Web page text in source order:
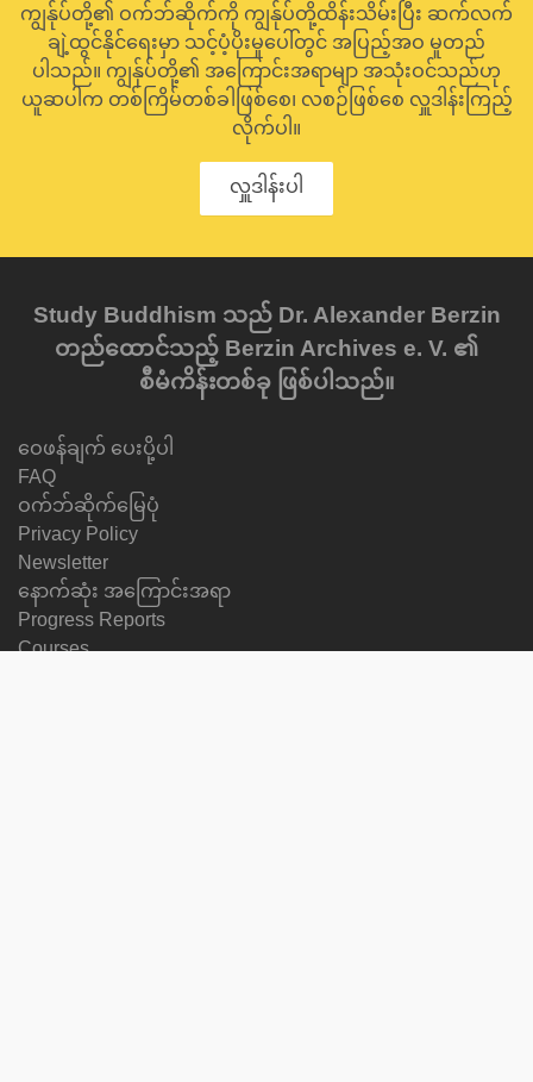
ကျွန်ုပ်တို့၏ ဝက်ဘ်ဆိုက်ကို ကျွန်ုပ်တို့ထိန်းသိမ်းပြီး ဆက်လက်
ချဲ့ထွင်နိုင်ရေးမှာ သင့်ပံ့ပိုးမှုပေါ်တွင် အပြည့်အဝ မူတည်
ပါသည်။ ကျွန်ုပ်တို့၏ အကြောင်းအရာမျာ အသုံးဝင်သည်ဟု
ယူဆပါက တစ်ကြိမ်တစ်ခါဖြစ်စေ၊ လစဉ်ဖြစ်စေ လှူဒါန်းကြည့်
လိုက်ပါ။
လှူဒါန်းပါ
Study Buddhism သည် Dr. Alexander Berzin
တည်ထောင်သည့် Berzin Archives e. V. ၏
စီမံကိန်းတစ်ခု ဖြစ်ပါသည်။
ဝေဖန်ချက် ပေးပို့ပါ
FAQ
ဝက်ဘ်ဆိုက်မြေပုံ
Privacy Policy
Newsletter
နောက်ဆုံး အကြောင်းအရာ
Progress Reports
Courses